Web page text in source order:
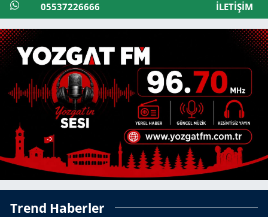
05537226666 İLETIŞIM
Trend Haberler